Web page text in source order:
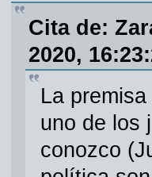
Cita de:
2020,
La
uno de los
conozco